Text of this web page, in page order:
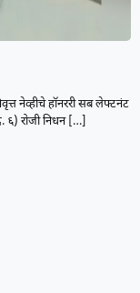
नेव्हीचे हॉनररी सब लेफ्टनंट
६) रोजी निधन[…]